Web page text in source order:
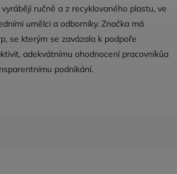
ručně a z recyklovaného plastu, ve
umělci a odborníky. Značka má
se kterým se zavázala k podpoře
adekvátnímu ohodnocení pracovníkůa
podnikání.